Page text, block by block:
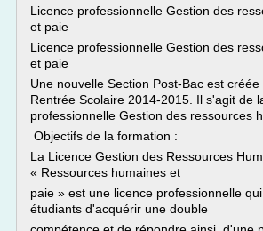
Licence professionnelle Gestion des
et paie
Licence professionnelle Gestion des
et paie
Une nouvelle Section Post-Bac est
Rentrée Scolaire 2014-2015. Il s'agit de
professionnelle Gestion des ressources
Objectifs de la formation :
La Licence Gestion des Ressources
« Ressources humaines et
paie » est une licence professionnelle
étudiants d'acquérir une double